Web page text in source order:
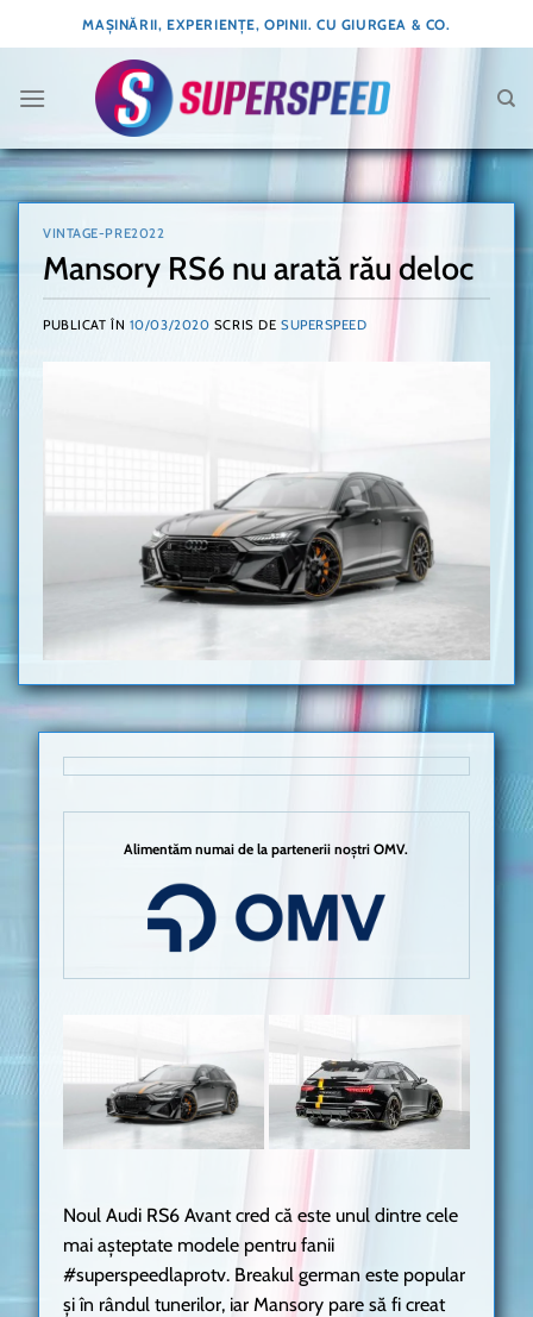
to
MAȘINĂRII, EXPERIENȚE, OPINII. CU GIURGEA & CO.
VINTAGE-PRE2022
Mansory RS6 nu arată rău deloc
PUBLICAT ÎN 10/03/2020 SCRIS DE SUPERSPEED
Alimentăm numai de la partenerii noștri OMV.
Noul Audi RS6 Avant cred că este unul dintre cele
mai așteptate modele pentru fanii
#superspeedlaprotv. Breakul german este popular
și în rândul tunerilor, iar Mansory pare să fi creat